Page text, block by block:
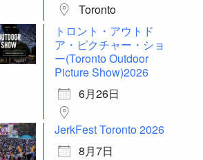
Toronto
トロント・アウトド
ア・ピクチャー・ショ
ー(Toronto Outdoor
Picture Show)2026
6月26日
JerkFest Toronto 2026
8月7日